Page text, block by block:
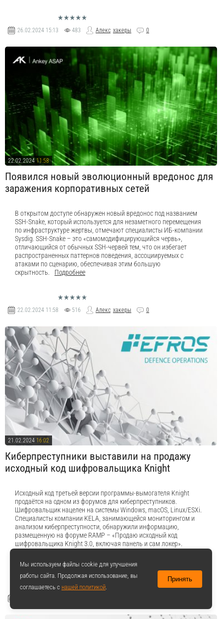
26.02.2024 15:13 483 Алекс хакеры 0
22.02.2024 11:58
Появился новый эволюционный вредонос для
заражения корпоративных сетей
В открытом доступе обнаружен новый вредонос под названием
SSH-Snake, который используется для незаметного перемещения
по инфраструктуре жертвы, отмечают специалисты ИБ-компании
Sysdig. SSH-Snake – это «самомодифицирующийся червь»,
отличающийся от обычных SSH-червей тем, что он избегает
распространенных паттернов поведения, ассоциируемых с
атаками по сценарию, обеспечивая этим большую
скрытность.
Подробнее
22.02.2024 11:58 516 Алекс хакеры 0
21.02.2024 16:02
Киберпреступники выставили на продажу
исходный код шифровальщика Knight
Исходный код третьей версии программы-вымогателя Knight
продаётся на одном из форумов для киберпреступников.
Шифровальщик нацелен на системы Windows, macOS, Linux/ESXi.
Специалисты компании KELA, занимающейся мониторингом и
анализом киберпреступности, обнаружили информацию,
размещенную на форуме RAMP – «Продаю исходный код
шифровальщика Knight 3.0, включая панель и сам локер».
40% шифрованием.
Подробнее
Мы используем файлы cookie для улучшения
работы сайта. Продолжая использование, вы
соглашаетесь с нашей политикой.
Принять